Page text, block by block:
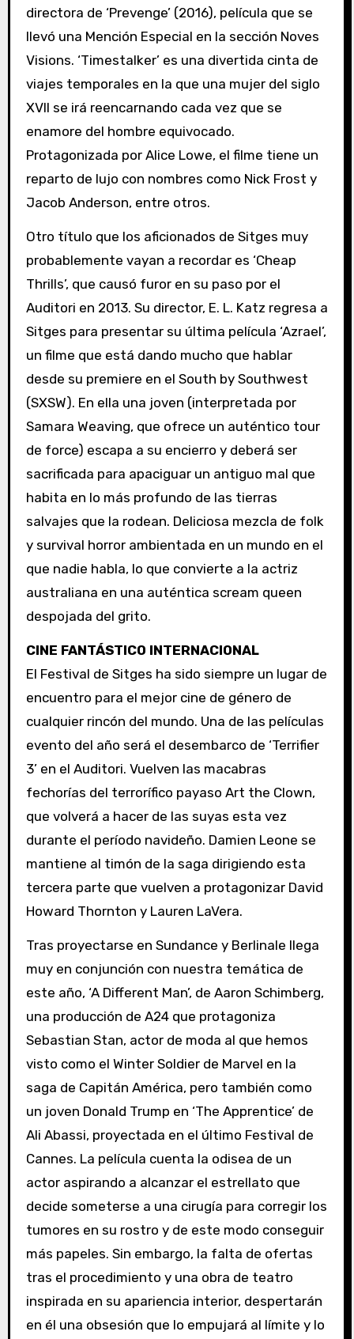
directora de ‘Prevenge’ (2016), película que se
llevó una Mención Especial en la sección Noves
Visions. ‘Timestalker’ es una divertida cinta de
viajes temporales en la que una mujer del siglo
XVII se irá reencarnando cada vez que se
enamore del hombre equivocado.
Protagonizada por Alice Lowe, el filme tiene un
reparto de lujo con nombres como Nick Frost y
Jacob Anderson, entre otros.
Otro título que los aficionados de Sitges muy
probablemente vayan a recordar es ‘Cheap
Thrills’, que causó furor en su paso por el
Auditori en 2013. Su director, E. L. Katz regresa a
Sitges para presentar su última película ‘Azrael’,
un filme que está dando mucho que hablar
desde su premiere en el South by Southwest
(SXSW). En ella una joven (interpretada por
Samara Weaving, que ofrece un auténtico tour
de force) escapa a su encierro y deberá ser
sacrificada para apaciguar un antiguo mal que
habita en lo más profundo de las tierras
salvajes que la rodean. Deliciosa mezcla de folk
y survival horror ambientada en un mundo en el
que nadie habla, lo que convierte a la actriz
australiana en una auténtica scream queen
despojada del grito.
CINE FANTÁSTICO INTERNACIONAL
El Festival de Sitges ha sido siempre un lugar de
encuentro para el mejor cine de género de
cualquier rincón del mundo. Una de las películas
evento del año será el desembarco de ‘Terrifier
3’ en el Auditori. Vuelven las macabras
fechorías del terrorífico payaso Art the Clown,
que volverá a hacer de las suyas esta vez
durante el período navideño. Damien Leone se
mantiene al timón de la saga dirigiendo esta
tercera parte que vuelven a protagonizar David
Howard Thornton y Lauren LaVera.
Tras proyectarse en Sundance y Berlinale llega
muy en conjunción con nuestra temática de
este año, ‘A Different Man’, de Aaron Schimberg,
una producción de A24 que protagoniza
Sebastian Stan, actor de moda al que hemos
visto como el Winter Soldier de Marvel en la
saga de Capitán América, pero también como
un joven Donald Trump en ‘The Apprentice’ de
Ali Abassi, proyectada en el último Festival de
Cannes. La película cuenta la odisea de un
actor aspirando a alcanzar el estrellato que
decide someterse a una cirugía para corregir los
tumores en su rostro y de este modo conseguir
más papeles. Sin embargo, la falta de ofertas
tras el procedimiento y una obra de teatro
inspirada en su apariencia interior, despertarán
en él una obsesión que lo empujará al límite y lo